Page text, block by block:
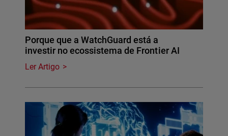
Porque que a WatchGuard está a
investir no ecossistema de Frontier AI
Ler Artigo